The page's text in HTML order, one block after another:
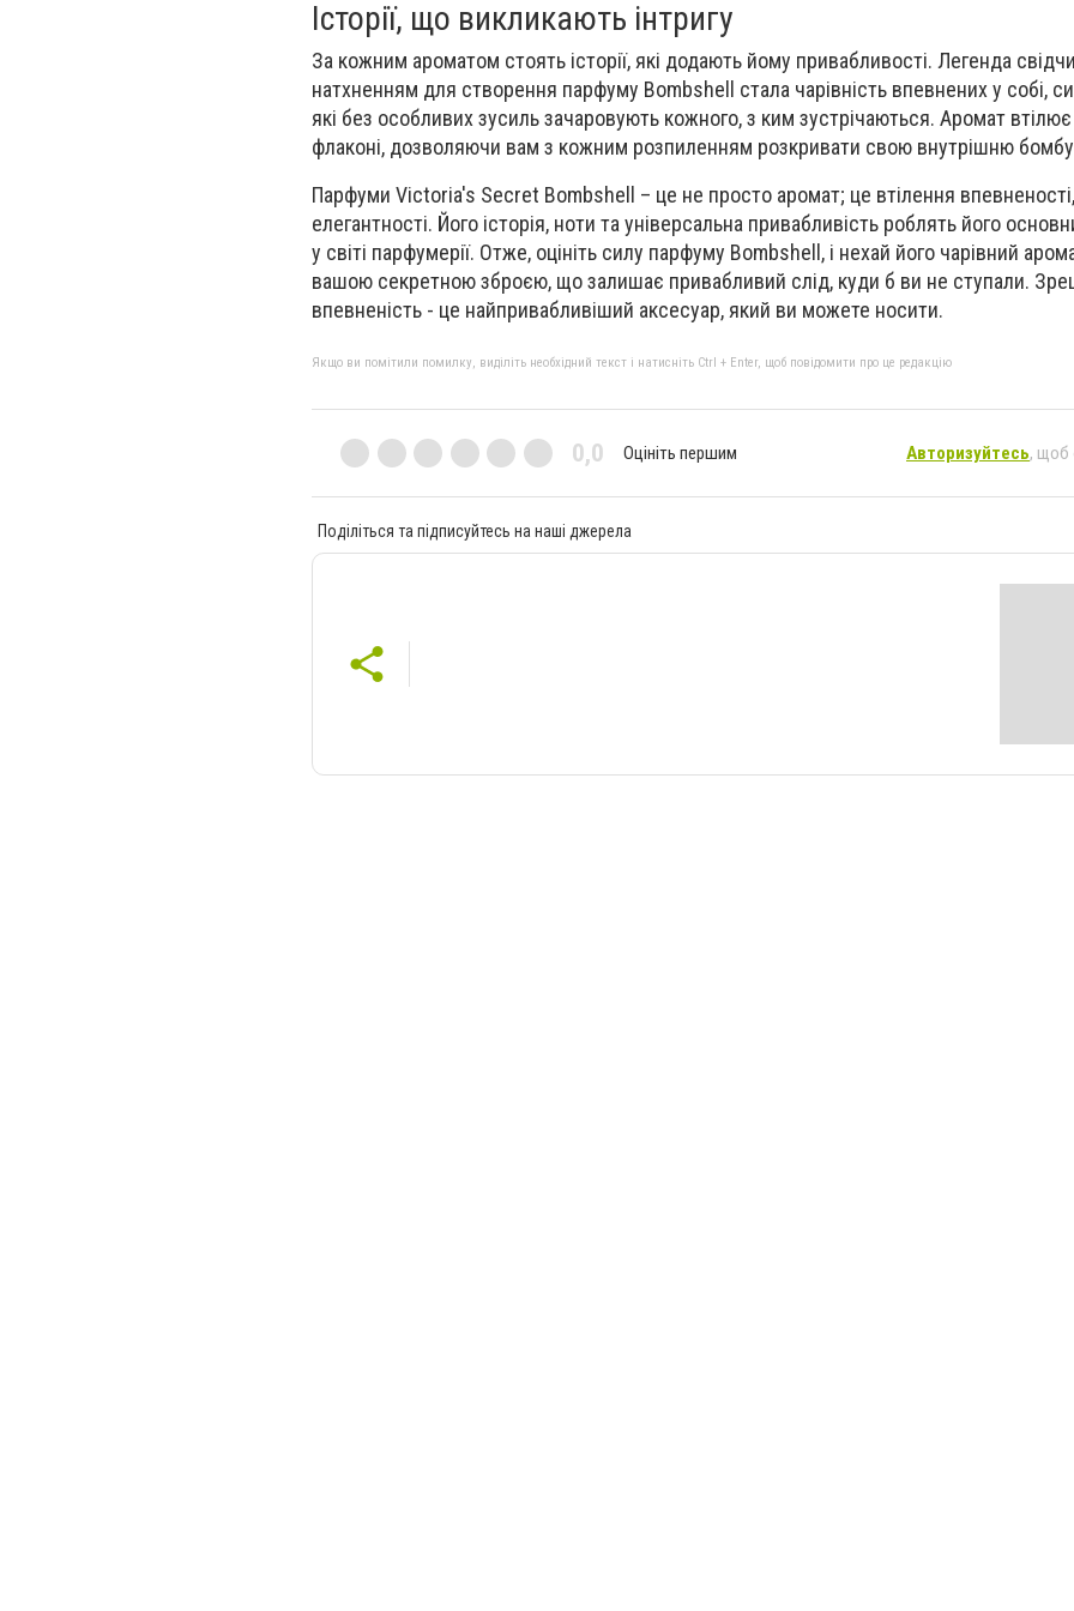
Історії, що викликають інтригу
За кожним ароматом стоять історії, які додають йому привабливості. Легенда
натхненням для створення парфуму Bombshell стала чарівність впевнених у собі,
які без особливих зусиль зачаровують кожного, з ким зустрічаються. Аромат
флаконі, дозволяючи вам з кожним розпиленням розкривати свою внутрішню
Парфуми Victoria's Secret Bombshell – це не просто аромат; це втілення впевненості,
елегантності. Його історія, ноти та універсальна привабливість роблять його
у світі парфумерії. Отже, оцініть силу парфуму Bombshell, і нехай його чарівний
вашою секретною зброєю, що залишає привабливий слід, куди б ви не ступали.
впевненість - це найпривабливіший аксесуар, який ви можете носити.
Якщо ви помітили помилку, виділіть необхідний текст і натисніть Ctrl + Enter, щоб повідомити про це редакцію
0,0 Оцініть першим Авторизуйтесь, щоб
Поділіться та підписуйтесь на наші джерела